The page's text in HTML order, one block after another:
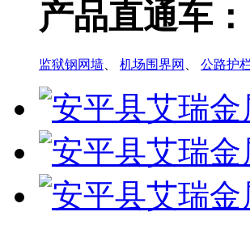
产品直通车：
监狱钢网墙 机场围界网 公路护